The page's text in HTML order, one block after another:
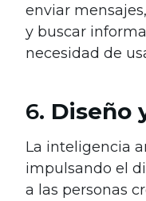
enviar
y buscar
necesidad de
6. Diseño
La inteligencia
impulsando el
a las personas